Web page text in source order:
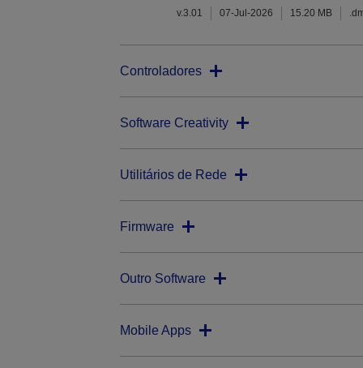
v.3.01 07-Jul-2026 15.20 MB
Controladores
Software Creativity
Utilitários de Rede
Firmware
Outro Software
Mobile Apps